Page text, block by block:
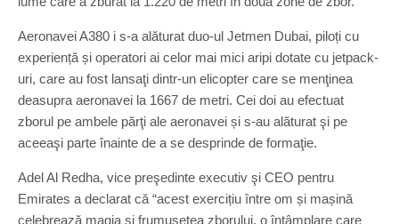
Aeronavei A380 i s-a alăturat duo-ul Jetmen Dubai, piloți cu
experiență și operatori ai celor mai mici aripi dotate cu jetpack-
uri, care au fost lansaţi dintr-un elicopter care se menţinea
deasupra aeronavei la 1667 de metri. Cei doi au efectuat
zborul pe ambele părţi ale aeronavei și s-au alăturat şi pe
aceeaşi parte înainte de a se desprinde de formaţie.
Adel Al Redha, vice preşedinte executiv şi CEO pentru
Emirates a declarat că “acest exercițiu între om și mașină
celebrează magia și frumusețea zborului, o întâmplare care